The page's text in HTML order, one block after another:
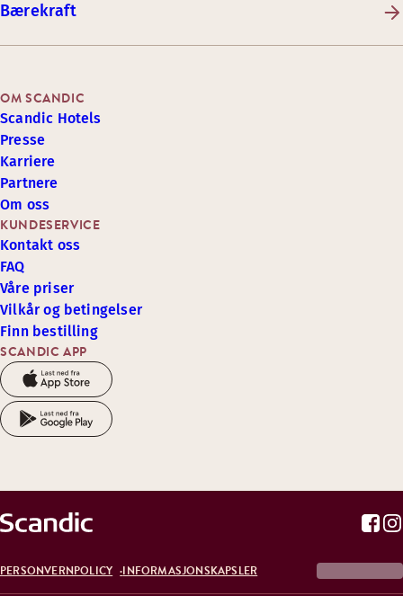
Bærekraft
SCANDIC APP
KUNDESERVICE
Kontakt oss
FAQ
Våre priser
Vilkår og betingelser
Finn bestilling
OM SCANDIC
Scandic Hotels
Presse
Karriere
Partnere
Om oss
PERSONVERNPOLICY INFORMASJONSKAPSLER